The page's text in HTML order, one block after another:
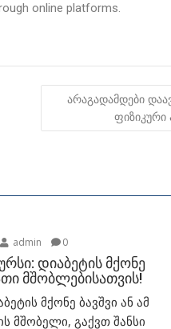
online platforms.
არაგადამდები
ფიზიკური
admin 0
დიაბეტის მქონე
მშობლებისათვის!
მქონე ბავშვი ან ამ
მშობელი, გაქვთ შანსი